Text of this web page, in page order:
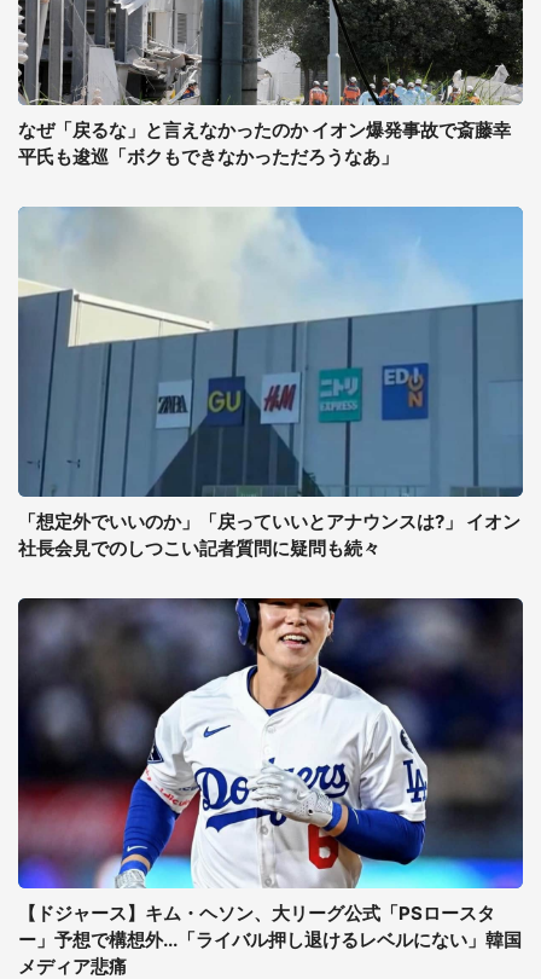
なぜ「戻るな」と言えなかったのか イオン爆発事故で斎藤幸
平氏も逡巡「ボクもできなかっただろうなあ」
「想定外でいいのか」「戻っていいとアナウンスは?」 イオン
社長会見でのしつこい記者質問に疑問も続々
【ドジャース】キム・ヘソン、大リーグ公式「PSロースタ
ー」予想で構想外...「ライバル押し退けるレベルにない」韓国
メディア悲痛